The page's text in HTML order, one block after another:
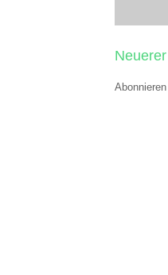
Abonnieren